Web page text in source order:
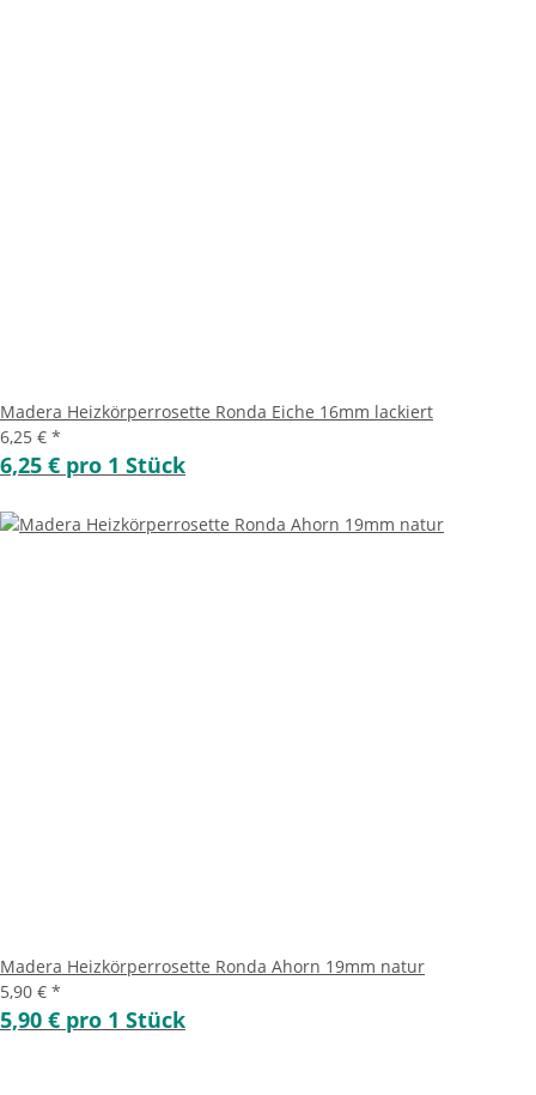
Madera Heizkörperrosette Ronda Eiche 16mm lackiert
6,25 € *
6,25 € pro 1 Stück
Madera Heizkörperrosette Ronda Ahorn 19mm natur
5,90 € *
5,90 € pro 1 Stück